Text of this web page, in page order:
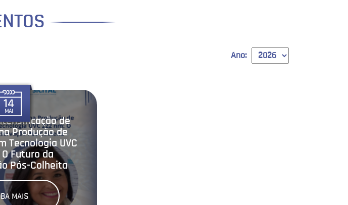
Ano:
14
MAI
de
Produção de
Tecnologia UVC
Futuro da
Pós-Colheita
MAIS